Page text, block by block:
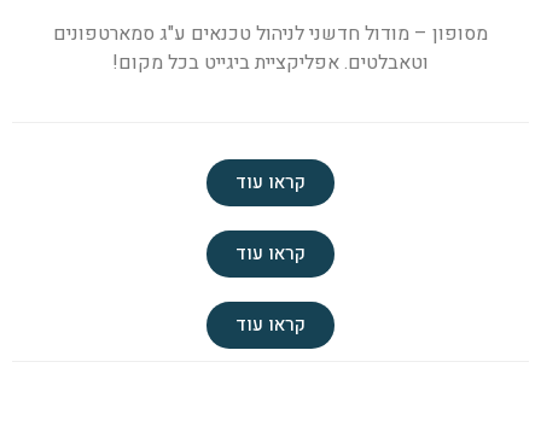
מסופון – מודול חדשני לניהול טכנאים ע"ג סמארטפונים
וטאבלטים. אפליקציית ביגייט בכל מקום!
קראו עוד
קראו עוד
קראו עוד